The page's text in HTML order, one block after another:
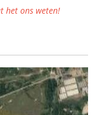
het ons weten!